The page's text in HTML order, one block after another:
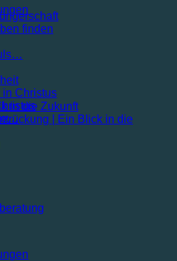
finden
in Christus